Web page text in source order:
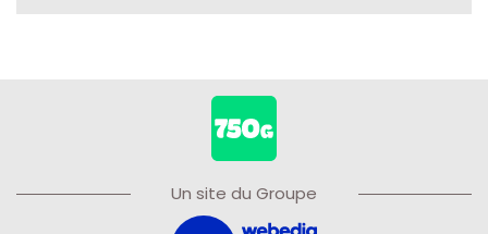
Un site du Groupe